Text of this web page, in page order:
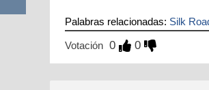
Palabras relacionadas: Silk
Votación 0 0